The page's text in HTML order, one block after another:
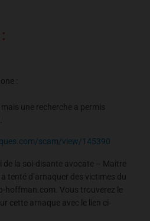
:
une recherche a permis
scam/view/145390
de la soi-disante avocate – Maitre
tenté d’arnaquer des victimes du
hoffman.com. Vous trouverez le
cette arnaque avec le lien ci-